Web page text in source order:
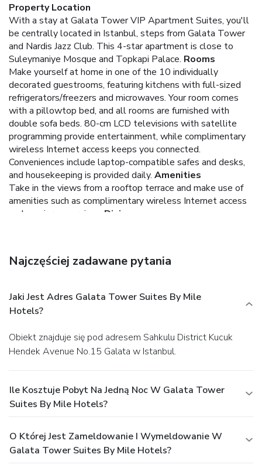
Property Location
With a stay at Galata Tower VIP Apartment Suites, you'll
be centrally located in Istanbul, steps from Galata Tower
and Nardis Jazz Club. This 4-star apartment is close to
Suleymaniye Mosque and Topkapi Palace. Rooms
Make yourself at home in one of the 10 individually
decorated guestrooms, featuring kitchens with full-sized
refrigerators/freezers and microwaves. Your room comes
with a pillowtop bed, and all rooms are furnished with
double sofa beds. 80-cm LCD televisions with satellite
programming provide entertainment, while complimentary
wireless Internet access keeps you connected.
Conveniences include laptop-compatible safes and desks,
and housekeeping is provided daily. Amenities
Take in the views from a rooftop terrace and make use of
amenities such as complimentary wireless Internet access
and concierge services.
Dining
Breakfast is available for a fee.
Amenities
check-out, and dry cleaning/laundry services. A roundtrip
airport shuttle is provided for a surcharge (available 24
hours), and self parking (subject to charges) is available
Najczęściej zadawane pytania
Jaki Jest Adres Galata Tower Suites By Mile
Hotels?
Obiekt znajduje się pod adresem Sahkulu District Kucuk
Hendek Avenue No.15 Galata w Istanbul.
Ile Kosztuje Pobyt Na Jedną Noc W Galata Tower
Suites By Mile Hotels?
O Której Jest Zameldowanie I Wymeldowanie W
Galata Tower Suites By Mile Hotels?